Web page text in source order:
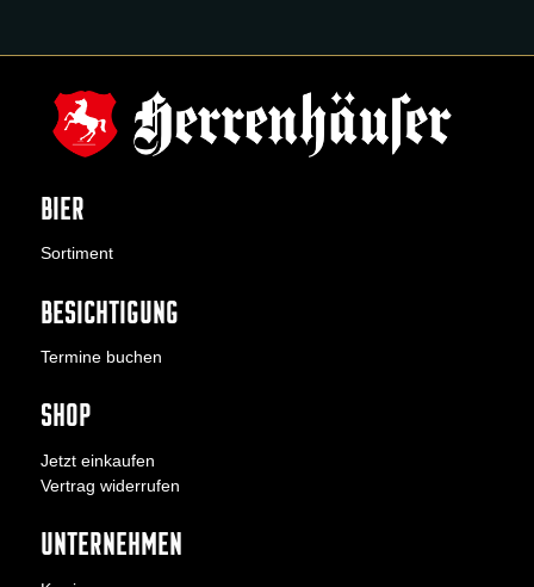
BIER
Sortiment
BESICHTIGUNG
Termine buchen
SHOP
Jetzt einkaufen
Vertrag widerrufen
UNTERNEHMEN